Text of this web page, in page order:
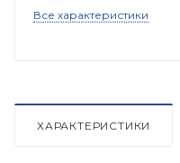
Все характеристики
ХАРАКТЕРИСТИКИ